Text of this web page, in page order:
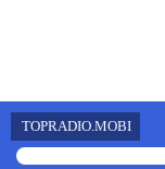
TOPRADIO.MOBI